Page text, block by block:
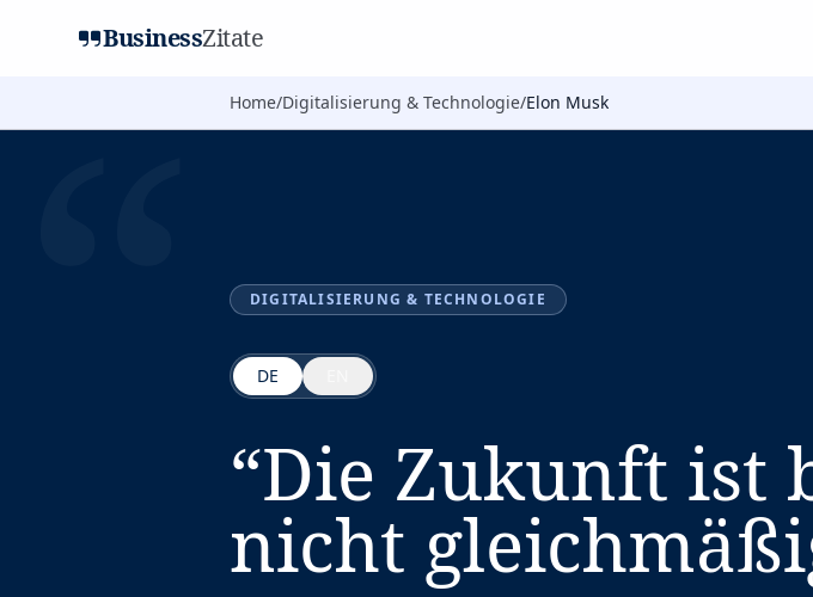
BusinessZitate
Home/Digitalisierung & Technologie/Elon Musk
“ DIGITALISIERUNG & TECHNOLOGIE
DE
“Die Zukunft ist
nicht